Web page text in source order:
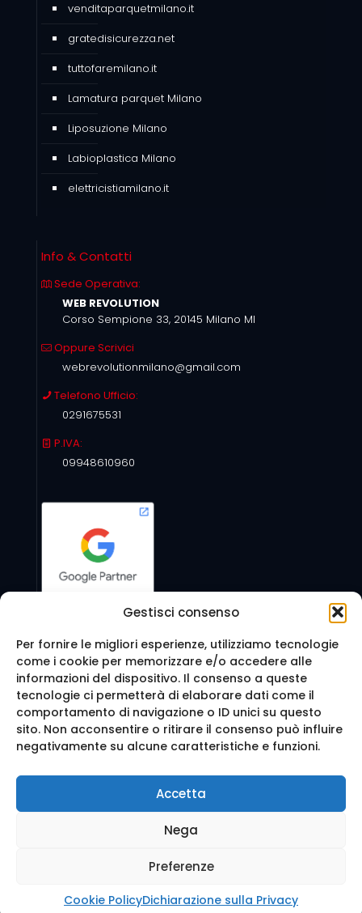
Gestisci consenso
Per fornire le migliori esperienze, utilizziamo tecnologie
come i cookie per memorizzare e/o accedere alle
informazioni del dispositivo. Il consenso a queste
tecnologie ci permetterà di elaborare dati come il
comportamento di navigazione o ID unici su questo
sito. Non acconsentire o ritirare il consenso può influire
negativamente su alcune caratteristiche e funzioni.
Accetta
Nega
Preferenze
Cookie PolicyDichiarazione sulla Privacy
venditaparquetmilano.it
gratedisicurezza.net
tuttofaremilano.it
Lamatura parquet Milano
Liposuzione Milano
Labioplastica Milano
elettricistiamilano.it
Info & Contatti
Sede Operativa:
WEB REVOLUTION
Corso Sempione 33, 20145 Milano MI
Oppure Scrivici
webrevolutionmilano@gmail.com
Telefono Ufficio:
0291675531
P.IVA:
09948610960
Seguici anche su:
© 2016 Web Agency Milano - WEB REVOLUTION MILANO
SRLS. All Rights Reserved.
enzia Web Milano
ati